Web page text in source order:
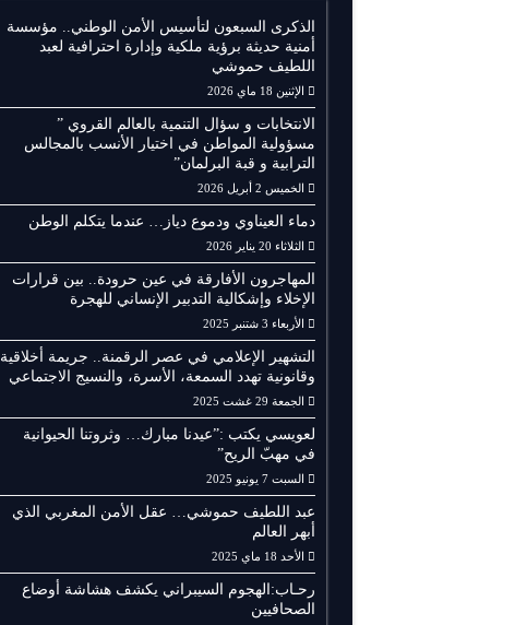
الذكرى السبعون لتأسيس الأمن الوطني.. مؤسسة
أمنية حديثة برؤية ملكية وإدارة احترافية لعبد
اللطيف حموشي
الإثنين 18 ماي 2026
الانتخابات و سؤال التنمية بالعالم القروي ”
مسؤولية المواطن في اختيار الأنسب بالمجالس
الترابية و قبة البرلمان”
الخميس 2 أبريل 2026
دماء العيناوي ودموع دياز… عندما يتكلم الوطن
الثلاثاء 20 يناير 2026
المهاجرون الأفارقة في عين حرودة.. بين قرارات
الإخلاء وإشكالية التدبير الإنساني للهجرة
الأربعاء 3 شتنبر 2025
التشهير الإعلامي في عصر الرقمنة.. جريمة أخلاقية
وقانونية تهدد السمعة، الأسرة، والنسيج الاجتماعي
الجمعة 29 غشت 2025
لعويسي يكتب :”عيدنا مبارك… وثروتنا الحيوانية
في مهبّ الريح”
السبت 7 يونيو 2025
عبد اللطيف حموشي… عقل الأمن المغربي الذي
أبهر العالم
الأحد 18 ماي 2025
رحـاب:الهجوم السيبراني يكشف هشاشة أوضاع
الصحافيين